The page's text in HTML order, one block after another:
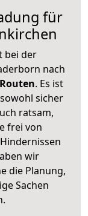
für
bei der
nach
. Es ist
sicher
ratsam,
frei von
wir
die Planung,
Sachen